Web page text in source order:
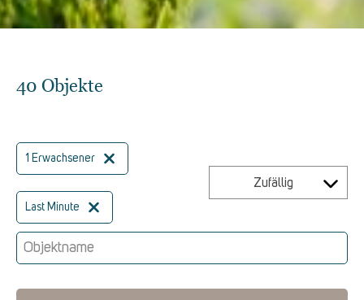
40 Objekte
1 Erwachsener
Last Minute
Zufällig
Objektname